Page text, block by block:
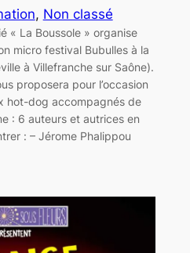
, Non classé
« La Boussole » organise
micro festival Bubulles à la
à Villefranche sur Saône).
proposera pour l’occasion
hot-dog accompagnés de
: 6 auteurs et autrices en
: – Jérome Phalippou